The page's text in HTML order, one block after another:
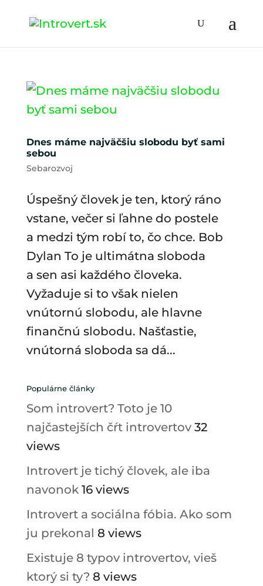
Dnes máme najväčšiu slobodu byť sami
sebou
Sebarozvoj
Úspešný človek je ten, ktorý ráno
vstane, večer si ľahne do postele
a medzi tým robí to, čo chce. Bob
Dylan To je ultimátna sloboda
a sen asi každého človeka.
Vyžaduje si to však nielen
vnútornú slobodu, ale hlavne
finančnú slobodu. Našťastie,
vnútorná sloboda sa dá...
Populárne články
Som introvert? Toto je 10
najčastejších čŕt introvertov 32
views
Introvert je tichý človek, ale iba
navonok 16 views
Introvert a sociálna fóbia. Ako som
ju prekonal 8 views
Existuje 8 typov introvertov, vieš
ktorý si ty? 8 views